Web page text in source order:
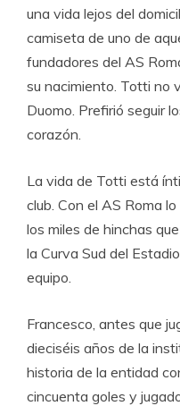
una vida lejos del
camiseta de uno de
fundadores del AS
su nacimiento. Totti no
Duomo. Prefirió seguir
corazón.
La vida de Totti está
club. Con el AS Roma
los miles de hinchas
la Curva Sud del
equipo.
Francesco, antes que
dieciséis años de la
historia de la entidad
cincuenta goles y